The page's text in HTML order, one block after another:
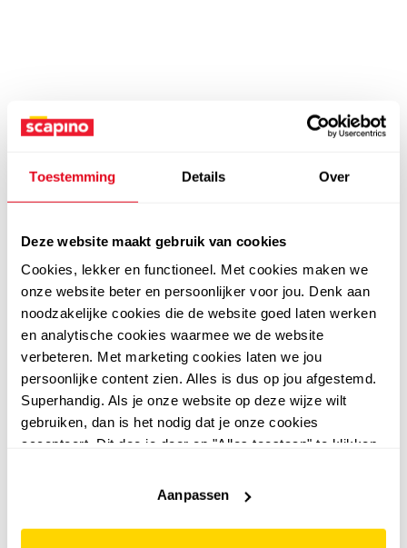
Toestemming Details Over
Deze website maakt gebruik van cookies
Cookies, lekker en functioneel. Met cookies maken we
onze website beter en persoonlijker voor jou. Denk aan
noodzakelijke cookies die de website goed laten werken
en analytische cookies waarmee we de website
verbeteren. Met marketing cookies laten we jou
persoonlijke content zien. Alles is dus op jou afgestemd.
Superhandig. Als je onze website op deze wijze wilt
gebruiken, dan is het nodig dat je onze cookies
accepteert. Dit doe je door op "Alles toestaan" te klikken.
website niet optimaal functioneert.
Aanpassen